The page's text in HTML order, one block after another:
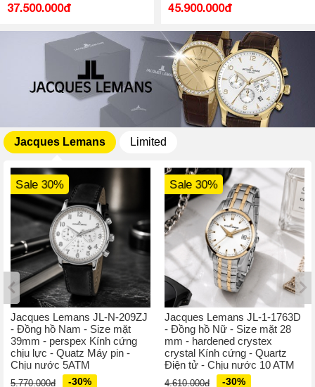
37.500.000đ 45.900.000đ
Jacques Lemans Limited
Sale 30%
Jacques Lemans JL-N-209ZJ
- Đồng hồ Nam - Size mặt
39mm - perspex Kính cứng
chịu lực - Quatz Máy pin -
Chịu nước 5ATM
5.770.000đ -30%
Sale 30%
Jacques Lemans JL-1-1763D
- Đồng hồ Nữ - Size mặt 28
mm - hardened crystex
crystal Kính cứng - Quartz
Điện tử - Chịu nước 10 ATM
4.610.000đ -30%